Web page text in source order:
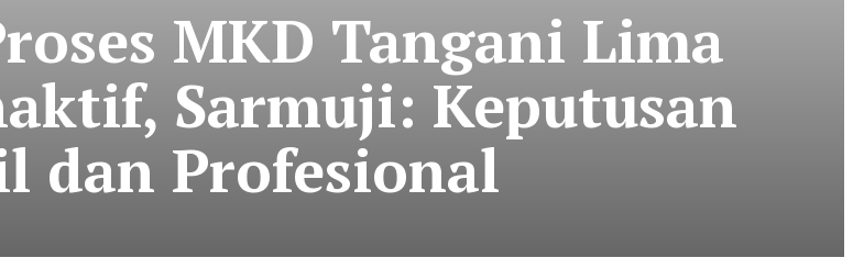
MKD Tangani Lima
Sarmuji: Keputusan
dan Profesional